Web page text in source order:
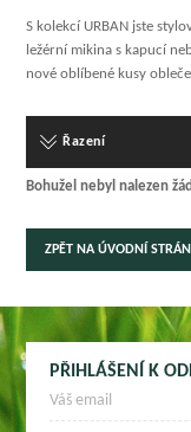
S kolekcí URBAN jste
ležérní mikina s kapucí
nové oblíbené kusy
Řazení
Bohužel nebyl nalezen
ZPĚT NA ÚVODNÍ
PŘIHLÁŠENÍ K